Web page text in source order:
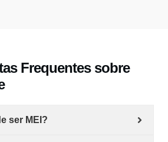
Frequentes sobre
ser MEI?